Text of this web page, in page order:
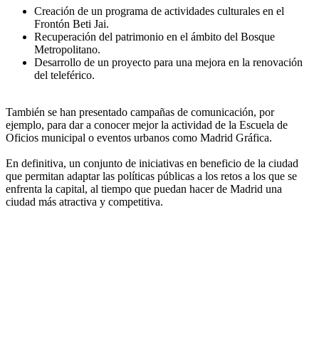
Creación de un programa de actividades culturales en el
Frontón Beti Jai.
Recuperación del patrimonio en el ámbito del Bosque
Metropolitano.
Desarrollo de un proyecto para una mejora en la renovación
del teleférico.
También se han presentado campañas de comunicación, por
ejemplo, para dar a conocer mejor la actividad de la Escuela de
Oficios municipal o eventos urbanos como Madrid Gráfica.
En definitiva, un conjunto de iniciativas en beneficio de la ciudad
que permitan adaptar las políticas públicas a los retos a los que se
enfrenta la capital, al tiempo que puedan hacer de Madrid una
ciudad más atractiva y competitiva.